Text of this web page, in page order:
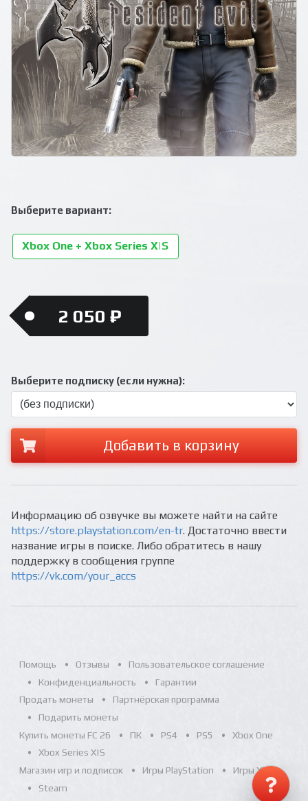
Выберите вариант:
Xbox One + Xbox Series X|S
2 050 ₽
Выберите подписку (если нужна):
Добавить в корзину
Информацию об озвучке вы можете найти на сайте
https://store.playstation.com/en-tr. Достаточно ввести
название игры в поиске. Либо обратитесь в нашу
поддержку в сообщения группе
https://vk.com/your_accs
Помощь Отзывы
Пользовательское соглашение
Конфиденциальность
Гарантии
Продать монеты
Партнёрская программа
Подарить монеты
Купить монеты FC 26
ПК PS4 PS5
Xbox One
Xbox Series X|S
Магазин игр и подписок
Игры PlayStation
Игры Xbox
Steam